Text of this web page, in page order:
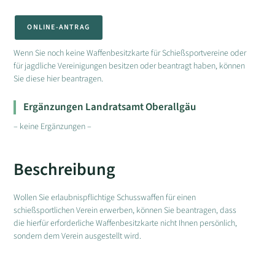
ONLINE-ANTRAG
Wenn Sie noch keine Waffenbesitzkarte für Schießsportvereine oder
für jagdliche Vereinigungen besitzen oder beantragt haben, können
Sie diese hier beantragen.
Ergänzungen Landratsamt Oberallgäu
– keine Ergänzungen –
Beschreibung
Wollen Sie erlaubnispflichtige Schusswaffen für einen
schießsportlichen Verein erwerben, können Sie beantragen, dass
die hierfür erforderliche Waffenbesitzkarte nicht Ihnen persönlich,
sondern dem Verein ausgestellt wird.